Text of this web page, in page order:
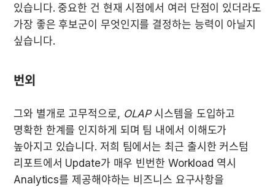
있습니다. 중요한 건 현재 시점에서 여러 단점이 있더라도
가장 좋은 후보군이 무엇인지를 결정하는 능력이 아닐지
싶습니다.
번외
그와 별개로 고무적으로, OLAP 시스템을 도입하고
명확한 한계를 인지하게 되며 팀 내에서 이해도가
높아지고 있습니다. 저희 팀에서는 최근 출시한 커스텀
리포트에서 Update가 매우 빈번한 Workload 역시
Analytics를 제공해야하는 비즈니스 요구사항을